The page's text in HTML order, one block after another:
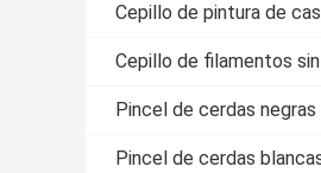
Cepillo de pintura de
Cepillo de filamentos
Pincel de cerdas negras
Pincel de cerdas